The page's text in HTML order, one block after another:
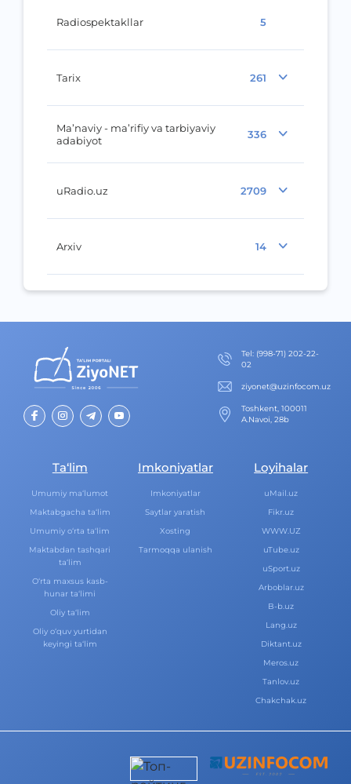
Radiospektakllar 5
Tarix 261
Ma’naviy - ma’rifiy va tarbiyaviy
adabiyot
336
uRadio.uz 2709
Arxiv 14
Теl: (998-71) 202-22-
02
ziyonet@uzinfocom.uz
Toshkent, 100011
A.Navoi, 28b
Ta‘lim
Umumiy ma‘lumot
Maktabgacha ta‘lim
Umumiy o‘rta ta‘lim
Maktabdan tashqari
ta‘lim
O‘rta maxsus kasb-
hunar ta‘limi
Oliy ta‘lim
Oliy o‘quv yurtidan
keyingi ta‘lim
Imkoniyatlar
Imkoniyatlar
Saytlar yaratish
Xosting
Tarmoqqa ulanish
Loyihalar
uMail.uz
Fikr.uz
WWW.UZ
uTube.uz
uSport.uz
Arboblar.uz
B-b.uz
Lang.uz
Diktant.uz
Meros.uz
Tanlov.uz
Chakchak.uz